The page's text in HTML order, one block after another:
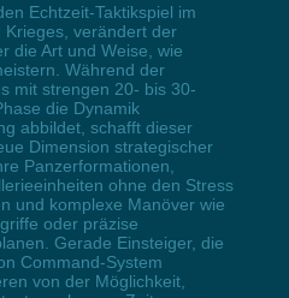
Echtzeit-Taktikspiel im
Krieges, verändert der
die Art und Weise, wie
Während der
mit strengen 20- bis 30-
die Dynamik
abbildet, schafft dieser
Dimension strategischer
Panzerformationen,
ohne den Stress
und komplexe Manöver wie
oder präzise
Gerade Einsteiger, die
Command-System
von der Möglichkeit,